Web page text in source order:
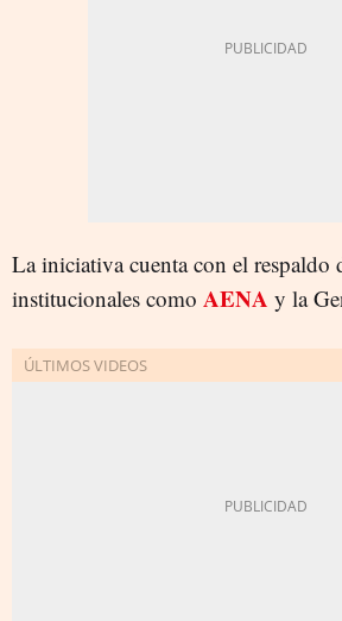
La iniciativa cuenta con el respaldo
institucionales como AENA y la